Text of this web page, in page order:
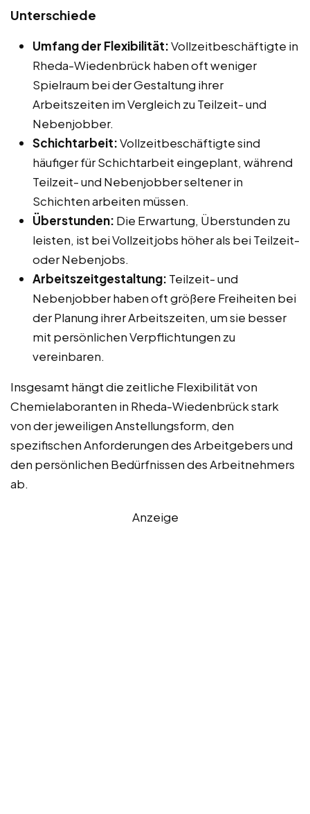
Unterschiede
Umfang der Flexibilität:Vollzeitbeschäftigte in
Rheda-Wiedenbrück haben oft weniger
Spielraum bei der Gestaltung ihrer
Arbeitszeiten im Vergleich zu Teilzeit- und
Nebenjobber.
Schichtarbeit:Vollzeitbeschäftigte sind
häufiger für Schichtarbeit eingeplant, während
Teilzeit- und Nebenjobber seltener in
Schichten arbeiten müssen.
Überstunden: Die Erwartung, Überstunden zu
leisten, ist bei Vollzeitjobs höher als bei Teilzeit-
oder Nebenjobs.
Arbeitszeitgestaltung: Teilzeit- und
Nebenjobber haben oft größere Freiheiten bei
der Planung ihrer Arbeitszeiten, um sie besser
mit persönlichen Verpflichtungen zu
vereinbaren.
Insgesamt hängt die zeitliche Flexibilität von
Chemielaboranten in Rheda-Wiedenbrück stark
von der jeweiligen Anstellungsform, den
spezifischen Anforderungen des Arbeitgebers und
den persönlichen Bedürfnissen des Arbeitnehmers
ab.
Anzeige